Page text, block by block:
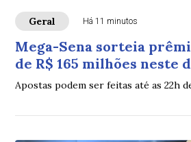
Geral Há 11 minutos
Mega-Sena sorteia
de R$ 165 milhões neste
Apostas podem ser feitas até as 22h